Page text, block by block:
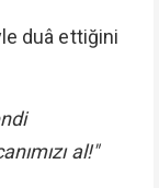
duâ ettiğini
al!"